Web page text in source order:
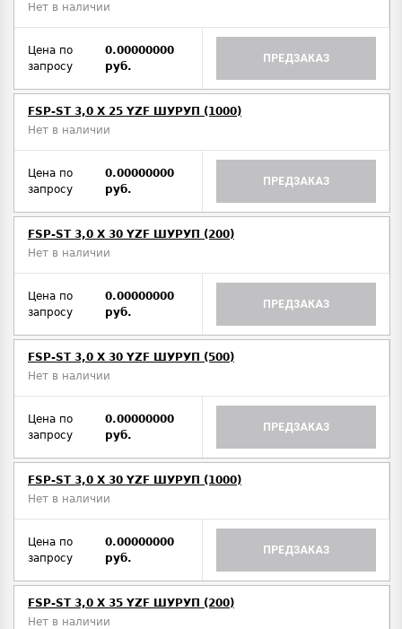
Нет в наличии
Цена по
запросу
0.00000000
руб.
ПРЕДЗАКАЗ
FSP-ST 3,0 X 25 YZF ШУРУП (1000)
Нет в наличии
Цена по
запросу
0.00000000
руб.
ПРЕДЗАКАЗ
FSP-ST 3,0 X 30 YZF ШУРУП (200)
Нет в наличии
Цена по
запросу
0.00000000
руб.
ПРЕДЗАКАЗ
FSP-ST 3,0 X 30 YZF ШУРУП (500)
Нет в наличии
Цена по
запросу
0.00000000
руб.
ПРЕДЗАКАЗ
FSP-ST 3,0 X 30 YZF ШУРУП (1000)
Нет в наличии
Цена по
запросу
0.00000000
руб.
ПРЕДЗАКАЗ
FSP-ST 3,0 X 35 YZF ШУРУП (200)
Нет в наличии